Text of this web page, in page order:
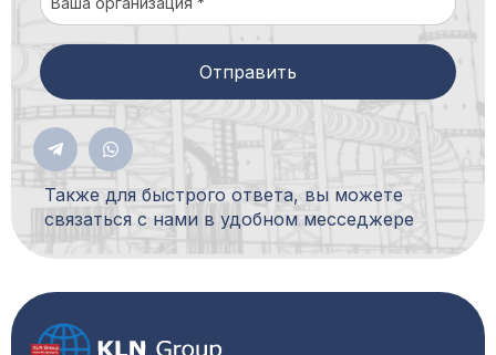
Отправить
Также для быстрого ответа, вы можете
связаться с нами в удобном месседжере